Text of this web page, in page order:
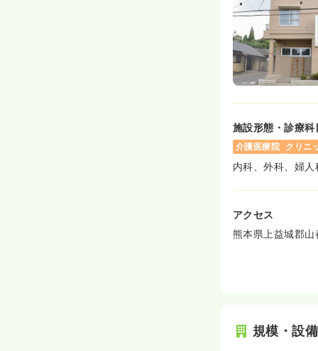
施設形態・診療科
介護医療院 クリニ
内科、外科、婦
アクセス
熊本県上益城郡
規模・設備